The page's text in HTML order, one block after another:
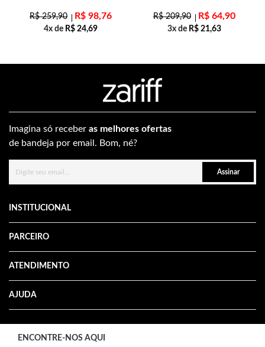
R$259,90 R$ 98,76
4x de R$ 24,69
R$209,90 R$ 64,90
3x de R$ 21,63
Imagina só receber as melhores ofertas
de bandeja por email. Bom, né?
Assinar
INSTITUCIONAL
PARCEIRO
ATENDIMENTO
AJUDA
ENCONTRE-NOS AQUI